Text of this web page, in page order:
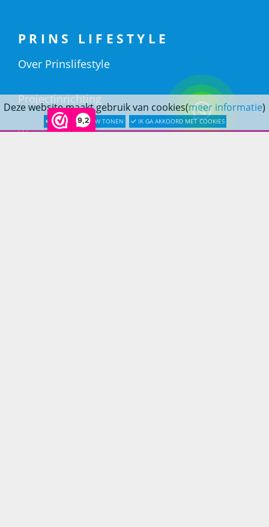
9,2
Deze website maakt gebruik van cookies(meer informatie)
LATER OPNIEUW TONEN IK GA AKKOORD MET COOKIES
PRINS LIFESTYLE
Over Prinslifestyle
Projectinrichting
Woninginrichting